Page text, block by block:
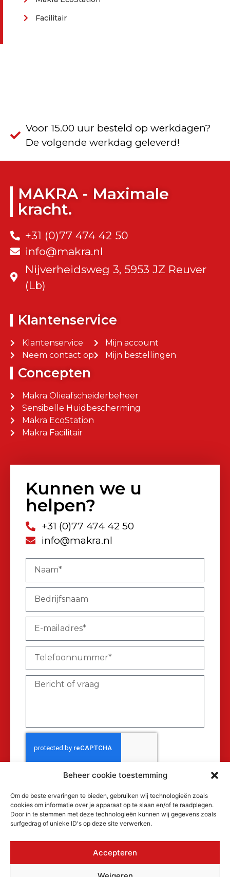
Beheer cookie toestemming
Om de beste ervaringen te bieden, gebruiken wij technologieën zoals
cookies om informatie over je apparaat op te slaan en/of te raadplegen.
Door in te stemmen met deze technologieën kunnen wij gegevens zoals
surfgedrag of unieke ID's op deze site verwerken.
Accepteren
Facilitair
Voor 15.00 uur besteld op werkdagen?
De volgende werkdag geleverd!
MAKRA - Maximale
kracht.
+31 (0)77 474 42 50
info@makra.nl
Nijverheidsweg 3, 5953 JZ Reuver
(Lb)
Klantenservice
Klantenservice
Neem contact op
Mijn account
Mijn bestellingen
Concepten
Makra Olieafscheiderbeheer
Sensibelle Huidbescherming
Makra EcoStation
Makra Facilitair
Kunnen we u
helpen?
+31 (0)77 474 42 50
info@makra.nl
Verzenden
© 2026 MAKRA Benelux, alle rechten